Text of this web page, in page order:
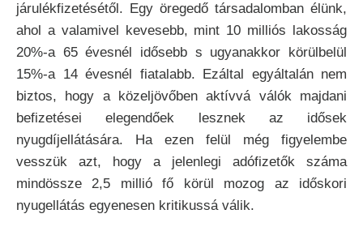
járulékfizetésétől. Egy öregedő társadalomban élünk,
ahol a valamivel kevesebb, mint 10 milliós lakosság
20%-a 65 évesnél idősebb s ugyanakkor körülbelül
15%-a 14 évesnél fiatalabb. Ezáltal egyáltalán nem
biztos, hogy a közeljövőben aktívvá válók majdani
befizetései elegendőek lesznek az idősek
nyugdíjellátására. Ha ezen felül még figyelembe
vesszük azt, hogy a jelenlegi adófizetők száma
mindössze 2,5 millió fő körül mozog az időskori
nyugellátás egyenesen kritikussá válik.